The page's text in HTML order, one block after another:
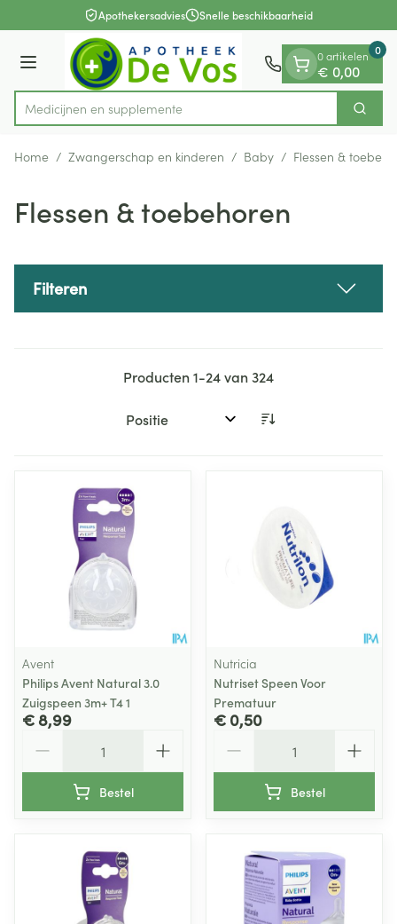
Ga naar de inhoudApothekersadvies Snelle beschikbaarheid
Menu
Product, merk, categorie...
Medic Zoek
0 artikelen
€ 0,00
0
Home / Zwangerschap en kinderen / Baby / Flessen &
Flessen & toebehoren
Filteren
Producten1-24van324
Sorteer op:
Avent
Philips Avent Natural 3.0
Zuigspeen 3m+ T4 1
€ 8,99
Bestel
Nutricia
Nutriset Speen Voor
Prematuur
€ 0,50
Bestel